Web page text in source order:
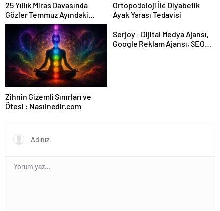
25 Yıllık Miras Davasında
Gözler Temmuz Ayındaki
Karar Duruşmasına Çevrildi
Ortopodoloji İle Diyabetik
Ayak Yarası Tedavisi
Zihnin Gizemli Sınırları ve
Ötesi : Nasılnedir.com
Serjoy : Dijital Medya Ajansı,
Google Reklam Ajansı, SEO